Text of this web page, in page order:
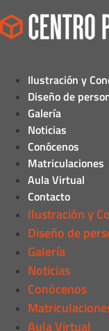
Ilustración y
Diseño de
Galería
Noticias
Conócenos
Matriculaciones
Aula Virtual
Contacto
Ilustración y
Diseño de
Galería
Noticias
Conócenos
Aula Virtual